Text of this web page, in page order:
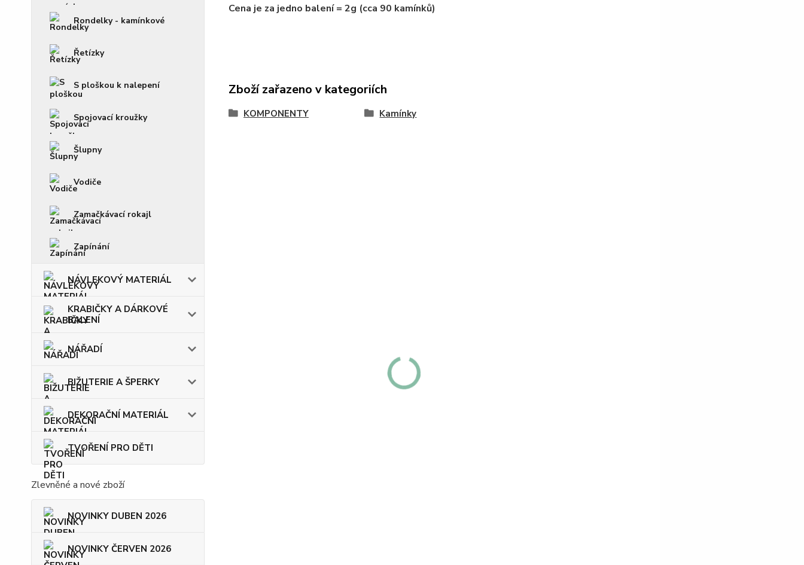
Rondelky - kamínkové
Řetízky
S ploškou k nalepení
Spojovací kroužky
Šlupny
Vodiče
Zamačkávací rokajl
Zapínání
NÁVLEKOVÝ MATERIÁL
KRABIČKY A DÁRKOVÉ
BALENÍ
NÁŘADÍ
BIŽUTERIE A ŠPERKY
DEKORAČNÍ MATERIÁL
TVOŘENÍ PRO DĚTI
Zlevněné a nové zboží
NOVINKY DUBEN 2026
NOVINKY ČERVEN 2026
Cena je za jedno balení = 2g (cca 90 kamínků)
Zboží zařazeno v kategoriích
KOMPONENTY Kamínky